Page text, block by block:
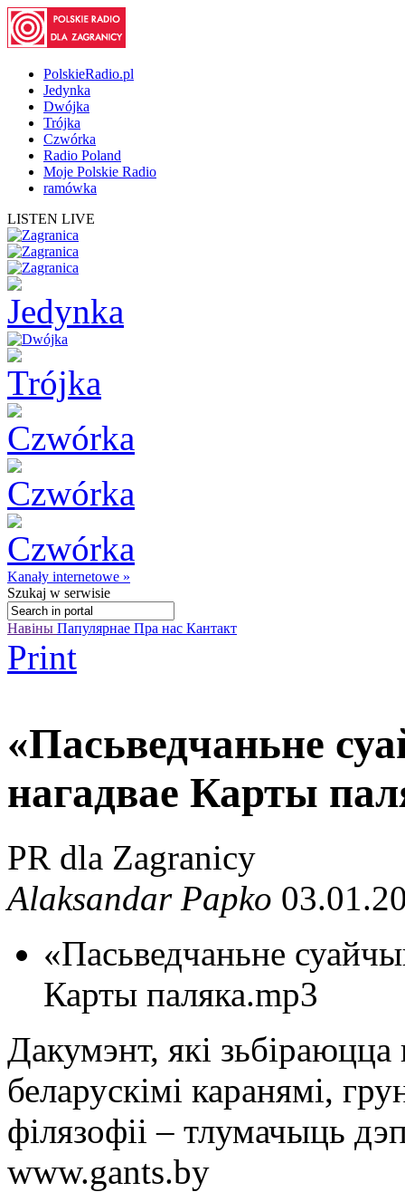
PolskieRadio.pl
Jedynka
Dwójka
Trójka
Czwórka
Radio Poland
Moje Polskie Radio
ramówka
LISTEN LIVE
Kanały internetowe »
Szukaj w serwisie
Навіны Папулярнае Пра нас Кантакт
Print
«Пасьведчаньне
нагадвае Карты
PR dla Zagranicy
Alaksandar Papko
«Пасьведчаньне
Карты паляка.mp3
Дакумэнт, які
беларускімі каранямі,
філязофіі – тлумачыць
www.gants.by